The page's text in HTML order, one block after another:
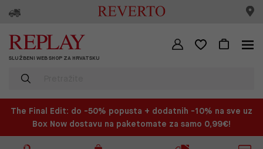
SLUŽBENI WEB SHOP ZA HRVATSKU
The Final Edit: do -50% popusta + dodatnih -10% na sve uz
Box Now dostavu na paketomate za samo 0,99€!